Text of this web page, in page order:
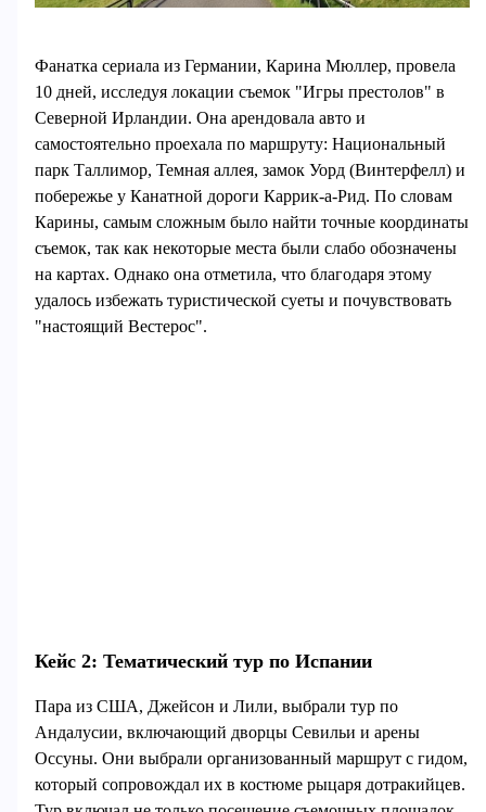
Фанатка сериала из Германии, Карина Мюллер, провела
10 дней, исследуя локации съемок "Игры престолов" в
Северной Ирландии. Она арендовала авто и
самостоятельно проехала по маршруту: Национальный
парк Таллимор, Темная аллея, замок Уорд (Винтерфелл) и
побережье у Канатной дороги Каррик-а-Рид. По словам
Карины, самым сложным было найти точные координаты
съемок, так как некоторые места были слабо обозначены
на картах. Однако она отметила, что благодаря этому
удалось избежать туристической суеты и почувствовать
"настоящий Вестерос".
Кейс 2: Тематический тур по Испании
Пара из США, Джейсон и Лили, выбрали тур по
Андалусии, включающий дворцы Севильи и арены
Оссуны. Они выбрали организованный маршрут с гидом,
который сопровождал их в костюме рыцаря дотракийцев.